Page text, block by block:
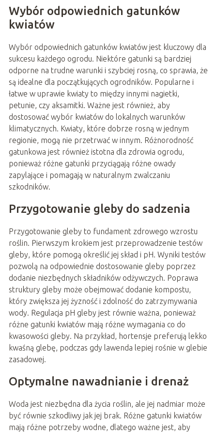
Wybór odpowiednich gatunków
kwiatów
Wybór odpowiednich gatunków kwiatów jest kluczowy dla
sukcesu każdego ogrodu. Niektóre gatunki są bardziej
odporne na trudne warunki i szybciej rosną, co sprawia, że
są idealne dla początkujących ogrodników. Popularne i
łatwe w uprawie kwiaty to między innymi nagietki,
petunie, czy aksamitki. Ważne jest również, aby
dostosować wybór kwiatów do lokalnych warunków
klimatycznych. Kwiaty, które dobrze rosną w jednym
regionie, mogą nie przetrwać w innym. Różnorodność
gatunkowa jest również istotna dla zdrowia ogrodu,
ponieważ różne gatunki przyciągają różne owady
zapylające i pomagają w naturalnym zwalczaniu
szkodników.
Przygotowanie gleby do sadzenia
Przygotowanie gleby to fundament zdrowego wzrostu
roślin. Pierwszym krokiem jest przeprowadzenie testów
gleby, które pomogą określić jej skład i pH. Wyniki testów
pozwolą na odpowiednie dostosowanie gleby poprzez
dodanie niezbędnych składników odżywczych. Poprawa
struktury gleby może obejmować dodanie kompostu,
który zwiększa jej żyzność i zdolność do zatrzymywania
wody. Regulacja pH gleby jest równie ważna, ponieważ
różne gatunki kwiatów mają różne wymagania co do
kwasowości gleby. Na przykład, hortensje preferują lekko
kwaśną glebę, podczas gdy lawenda lepiej rośnie w glebie
zasadowej.
Optymalne nawadnianie i drenaż
Woda jest niezbędna dla życia roślin, ale jej nadmiar może
być równie szkodliwy jak jej brak. Różne gatunki kwiatów
mają różne potrzeby wodne, dlatego ważne jest, aby